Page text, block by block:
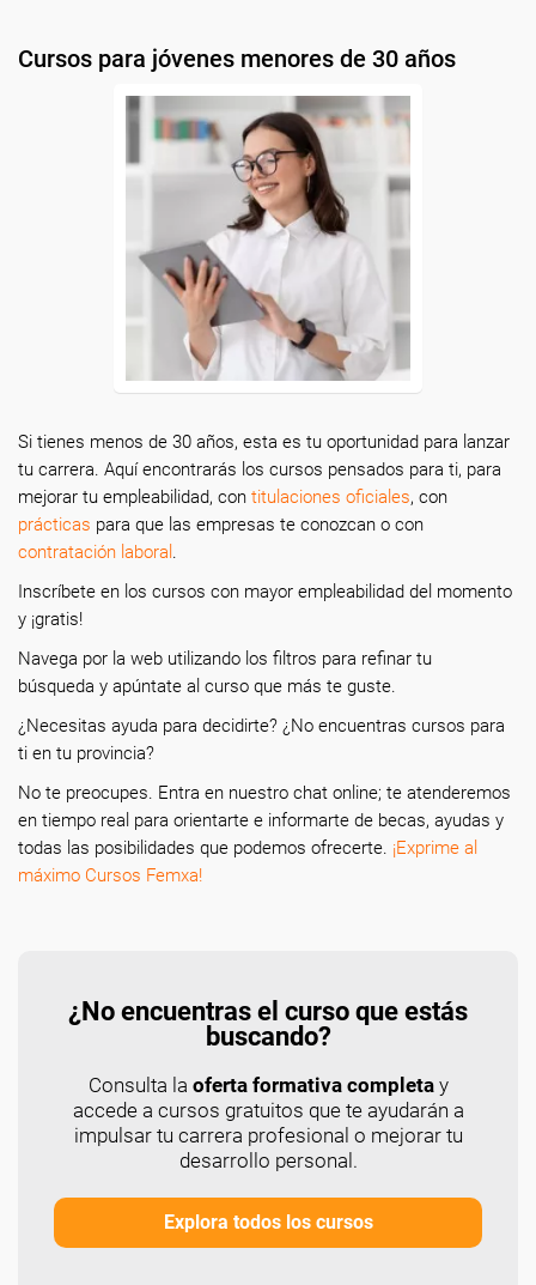
Cursos para jóvenes menores de 30 años
Si tienes menos de 30 años, esta es tu oportunidad para lanzar
tu carrera. Aquí encontrarás los cursos pensados para ti, para
mejorar tu empleabilidad, con titulaciones oficiales, con
prácticas para que las empresas te conozcan o con
contratación laboral .
Inscríbete en los cursos con mayor empleabilidad del momento
y ¡gratis!
Navega por la web utilizando los filtros para refinar tu
búsqueda y apúntate al curso que más te guste.
¿Necesitas ayuda para decidirte? ¿No encuentras cursos para
ti en tu provincia?
No te preocupes. Entra en nuestro chat online; te atenderemos
en tiempo real para orientarte e informarte de becas, ayudas y
todas las posibilidades que podemos ofrecerte. ¡Exprime al
máximo Cursos Femxa!
¿No encuentras el curso que estás
buscando?
Consulta la oferta formativa completay
accede a cursos gratuitos que te ayudarán a
impulsar tu carrera profesional o mejorar tu
desarrollo personal.
Explora todos los cursos